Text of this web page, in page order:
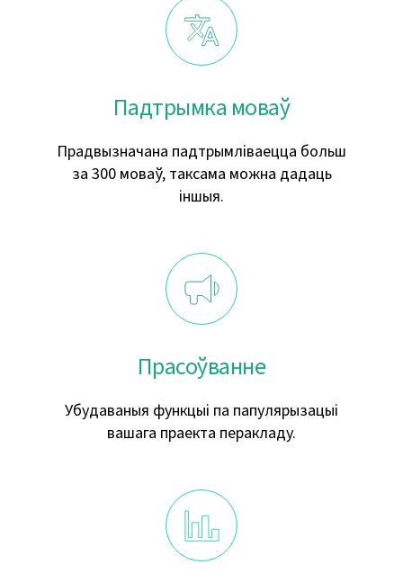
Падтрымка моваў
Прадвызначана падтрымліваецца больш
за 300 моваў, таксама можна дадаць
іншыя.
Прасоўванне
Убудаваныя функцыі па папулярызацыі
вашага праекта перакладу.